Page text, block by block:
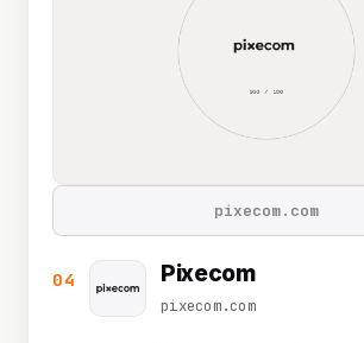
04 Pixecom
pixecom.com
pixecom.com